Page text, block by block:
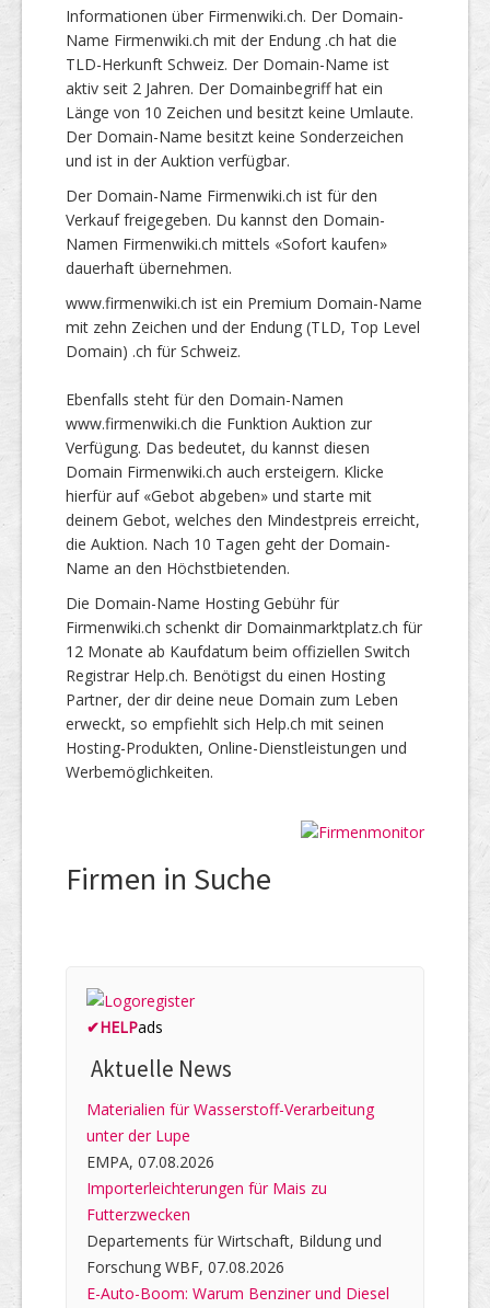
Informationen über Firmenwiki.ch. Der Domain-
Name Firmenwiki.ch mit der Endung .ch hat die
TLD-Herkunft Schweiz. Der Domain-Name ist
aktiv seit 2 Jahren. Der Domainbegriff hat ein
Länge von 10 Zeichen und besitzt keine Umlaute.
Der Domain-Name besitzt keine Sonderzeichen
und ist in der Auktion verfügbar.
Der Domain-Name Firmenwiki.ch ist für den
Verkauf freigegeben. Du kannst den Domain-
Namen Firmenwiki.ch mittels «Sofort kaufen»
dauerhaft übernehmen.
www.firmenwiki.ch ist ein Premium Domain-Name
mit zehn Zeichen und der Endung (TLD, Top Level
Domain) .ch für Schweiz.
Ebenfalls steht für den Domain-Namen
www.firmenwiki.ch die Funktion Auktion zur
Verfügung. Das bedeutet, du kannst diesen
Domain Firmenwiki.ch auch ersteigern. Klicke
hierfür auf «Gebot abgeben» und starte mit
deinem Gebot, welches den Mindestpreis erreicht,
die Auktion. Nach 10 Tagen geht der Domain-
Name an den Höchstbietenden.
Die Domain-Name Hosting Gebühr für
Firmenwiki.ch schenkt dir Domainmarktplatz.ch für
12 Monate ab Kaufdatum beim offiziellen Switch
Registrar Help.ch. Benötigst du einen Hosting
Partner, der dir deine neue Domain zum Leben
erweckt, so empfiehlt sich Help.ch mit seinen
Hosting-Produkten, Online-Dienstleistungen und
Werbemöglichkeiten.
Firmen in Suche
✔HELPads
Aktuelle News
Materialien für Wasserstoff-Verarbeitung
unter der Lupe
EMPA, 07.08.2026
Importerleichterungen für Mais zu
Futterzwecken
Departements für Wirtschaft, Bildung und
Forschung WBF, 07.08.2026
E-Auto-Boom: Warum Benziner und Diesel